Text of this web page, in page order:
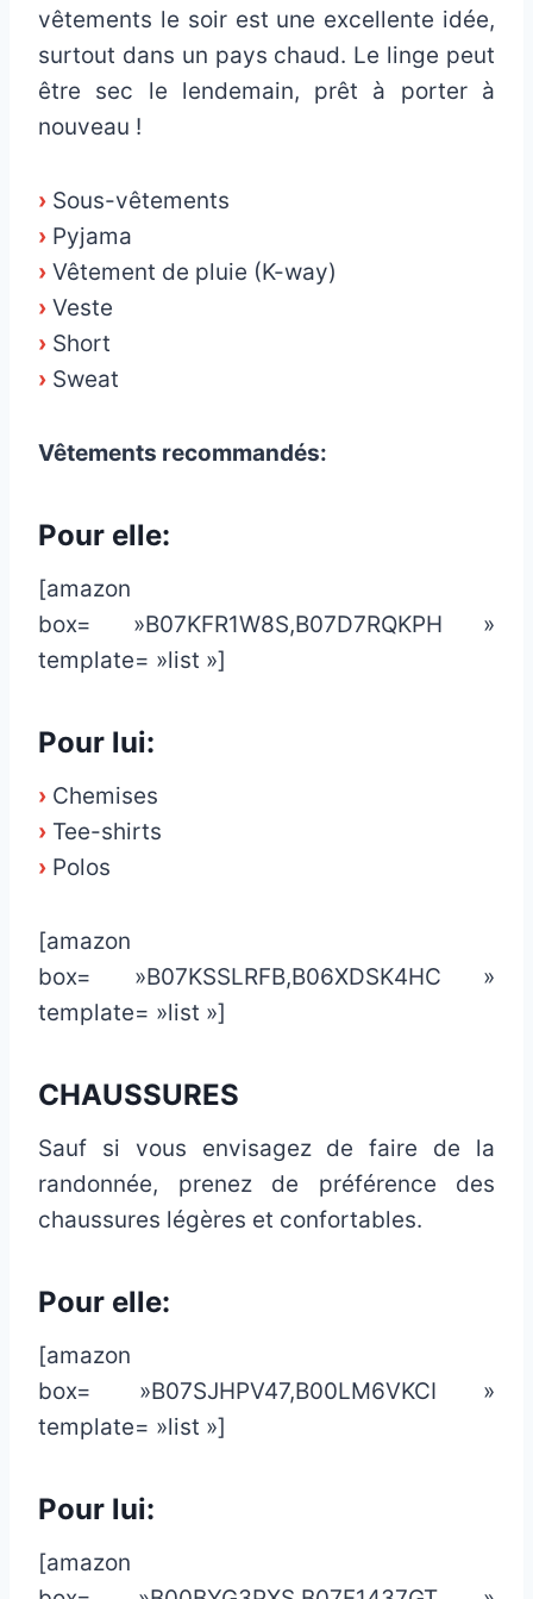
vêtements le soir est une excellente idée,
surtout dans un pays chaud. Le linge peut
être sec le lendemain, prêt à porter à
nouveau !
› Sous-vêtements
› Pyjama
› Vêtement de pluie (K-way)
› Veste
› Short
› Sweat
Vêtements recommandés:
Pour elle:
[amazon
box= »B07KFR1W8S,B07D7RQKPH »
template= »list »]
Pour lui:
› Chemises
› Tee-shirts
› Polos
[amazon
box= »B07KSSLRFB,B06XDSK4HC »
template= »list »]
CHAUSSURES
Sauf si vous envisagez de faire de la
randonnée, prenez de préférence des
chaussures légères et confortables.
Pour elle:
[amazon
box= »B07SJHPV47,B00LM6VKCI »
template= »list »]
Pour lui:
[amazon